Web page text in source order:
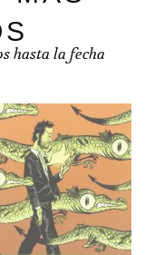
hasta la fecha